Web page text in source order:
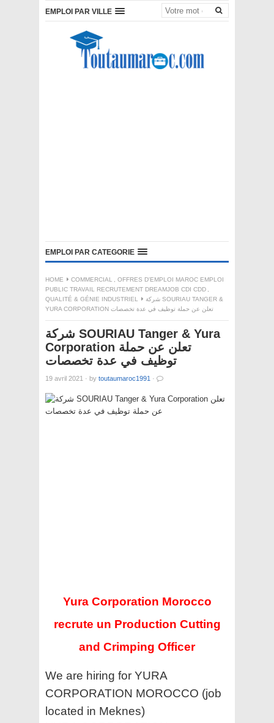
EMPLOI PAR VILLE
EMPLOI PAR CATEGORIE
HOME COMMERCIAL , OFFRES D'EMPLOI MAROC EMPLOI
PUBLIC TRAVAIL RECRUTEMENT DREAMJOB CDI CDD ,
QUALITÉ & GÉNIE INDUSTRIEL
شركة SOURIAU TANGER &
YURA CORPORATION تعلن عن حملة توظيف في عدة تخصصات
شركة SOURIAU Tanger & Yura
Corporation تعلن عن حملة
توظيف في عدة تخصصات
19 avril 2021 · by toutaumaroc1991 ·
Yura Corporation Morocco
recrute un Production Cutting
and Crimping Officer
We are hiring for YURA
CORPORATION MOROCCO (job
located in Meknes)